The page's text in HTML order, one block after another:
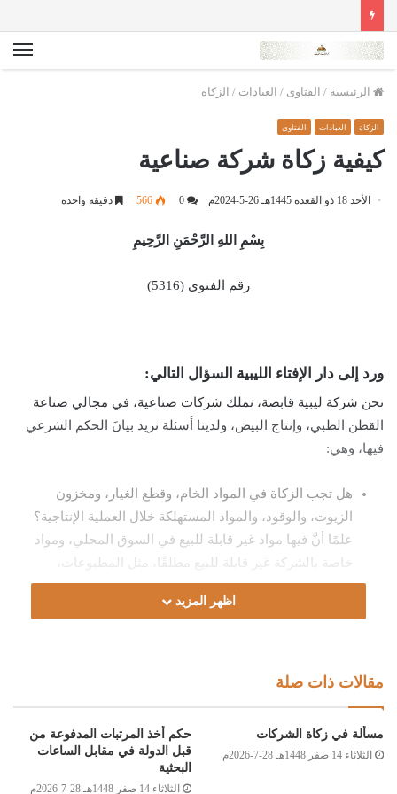
الرئيسية / الفتاوى / العبادات / الزكاة
الزكاة العبادات الفتاوى
كيفية زكاة شركة صناعية
الأحد 18 ذو القعدة 1445هـ 26-5-2024م 0
566 دقيقة واحدة
بِسْمِ اللهِ الرَّحْمَنِ الرَّحِيمِ
رقم الفتوى (5316)
ورد إلى دار الإفتاء الليبية السؤال التالي:
نحن شركة ليبية قابضة، نملك شركات صناعية، في مجالي صناعة
القطن الطبي، وإنتاج البيض، ولدينا أسئلة نريد بيانَ الحكم الشرعي
فيها، وهي:
هل تجب الزكاة في المواد الخام، وقطع الغيار، ومخزون
الزيوت، والوقود، والمواد المستهلكة خلال العملية الإنتاجية؟
علمًا أنَّ فيها مواد غير قابلة للبيع في السوق المحلي، ومواد
خاصة بالشركة غير قابلة للبيع مطلقًا، مثل المطبوعات،
والملصقات، ومواد التغليف للمنتج.
هل تجب الزكاة في أموال الشركة لدي الغير (الديون التي
البيض؟
الجواب:
الحمد لله، والصلاة والسلام على رسول الله، وعلى آله وصحبه ومن
اظهر المزيد
مقالات ذات صلة
مسألة في زكاة الشركات
الثلاثاء 14 صفر 1448هـ 28-7-2026م
حكم أخذ المرتبات المدفوعة من
قبل الدولة في مقابل الساعات
البحثية
الثلاثاء 14 صفر 1448هـ 28-7-2026م